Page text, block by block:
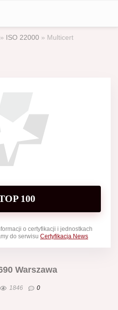
» ISO 22000 » Multicert
100
o certyfikacji i jednostkach
do serwisu Certyfikacja News
Warszawa
1846 0